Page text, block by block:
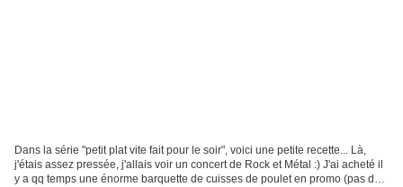
Dans la série "petit plat vite fait pour le soir", voici une petite recette... Là,
j'étais assez pressée, j'allais voir un concert de Rock et Métal :) J'ai acheté il
y a qq temps une énorme barquette de cuisses de poulet en promo (pas du